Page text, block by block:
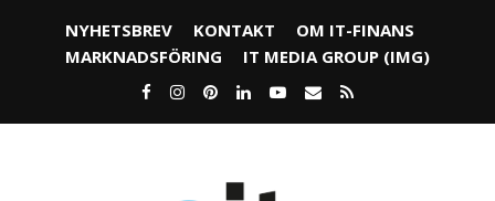
NYHETSBREV KONTAKT
OM IT-FINANS
MARKNADSFÖRING
IT MEDIA GROUP (IMG)